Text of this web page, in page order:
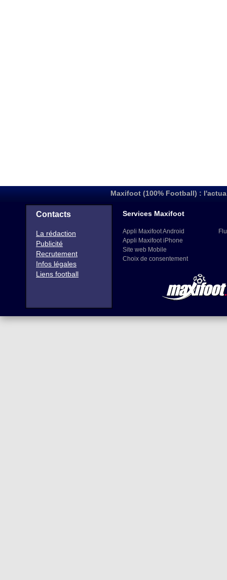
Maxifoot (100% Football) :
Contacts
La rédaction
Publicité
Recrutement
Infos légales
Liens football
Services Maxifoot
Appli Maxifoot Android
Appli Maxifoot iPhone
Site web Mobile
Choix de consentement